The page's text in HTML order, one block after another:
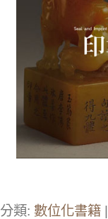
分類: 數位化書籍